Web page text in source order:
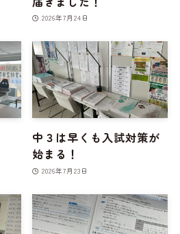
2026年7月24日
中３は早くも入試対策が
始まる！
2026年7月23日